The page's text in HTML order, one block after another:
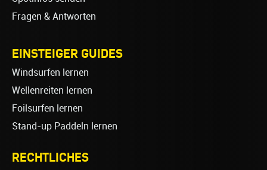
Fragen & Antworten
EINSTEIGER GUIDES
Windsurfen lernen
Wellenreiten lernen
Foilsurfen lernen
Stand-up Paddeln lernen
RECHTLICHES